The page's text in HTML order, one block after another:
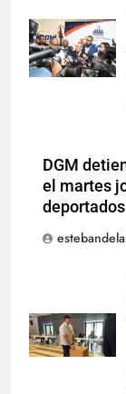
DGM
el martes
deportados